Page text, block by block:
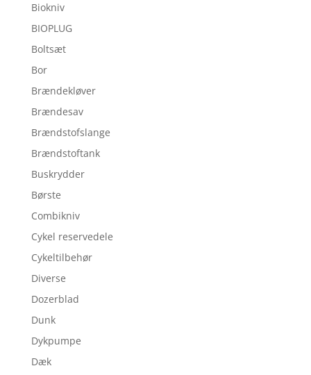
Biokniv
BIOPLUG
Boltsæt
Bor
Brændekløver
Brændesav
Brændstofslange
Brændstoftank
Buskrydder
Børste
Combikniv
Cykel reservedele
Cykeltilbehør
Diverse
Dozerblad
Dunk
Dykpumpe
Dæk